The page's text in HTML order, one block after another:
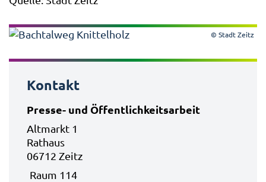
© Stadt Zeitz
Kontakt
Presse- und Öffentlichkeitsarbeit
Altmarkt 1
Rathaus
06712 Zeitz
Raum 114